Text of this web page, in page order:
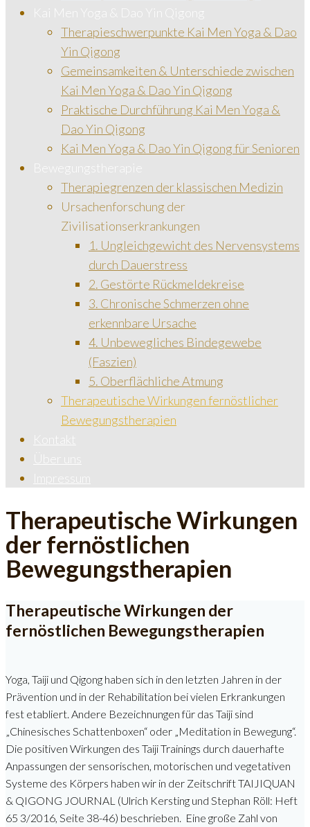
Kai Men Yoga & Dao Yin Qigong
Therapieschwerpunkte Kai Men Yoga & Dao
Yin Qigong
Gemeinsamkeiten & Unterschiede zwischen
Kai Men Yoga & Dao Yin Qigong
Praktische Durchführung Kai Men Yoga &
Dao Yin Qigong
Kai Men Yoga & Dao Yin Qigong für Senioren
Bewegungstherapie
Therapiegrenzen der klassischen Medizin
Ursachenforschung der
Zivilisationserkrankungen
1. Ungleichgewicht des Nervensystems
durch Dauerstress
2. Gestörte Rückmeldekreise
3. Chronische Schmerzen ohne
erkennbare Ursache
4. Unbewegliches Bindegewebe
(Faszien)
5. Oberflächliche Atmung
Therapeutische Wirkungen fernöstlicher
Bewegungstherapien
Kontakt
Über uns
Impressum
Therapeutische Wirkungen
der fernöstlichen
Bewegungstherapien
Therapeutische Wirkungen der
fernöstlichen Bewegungstherapien
Yoga, Taiji und Qigong haben sich in den letzten Jahren in der
Prävention und in der Rehabilitation bei vielen Erkrankungen
fest etabliert. Andere Bezeichnungen für das Taiji sind
„Chinesisches Schattenboxen“ oder „Meditation in Bewegung“.
Die positiven Wirkungen des Taiji Trainings durch dauerhafte
Anpassungen der sensorischen, motorischen und vegetativen
Systeme des Körpers haben wir in der Zeitschrift TAIJIQUAN
& QIGONG JOURNAL (Ulrich Kersting und Stephan Röll: Heft
65 3/2016, Seite 38-46) beschrieben. Eine große Zahl von